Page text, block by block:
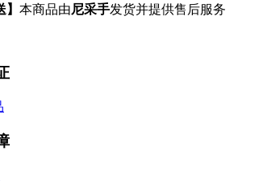
本商品由尼采手发货并提供售后服务